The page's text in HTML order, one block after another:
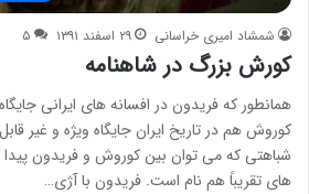
شمشاد امیری خراسانی ۲۹ اسفند ۱۳۹۱ ۵
کورش بزرگ در شاهنامه
همانطور که فریدون در افسانه های ایرانی جایگاه
کوروش هم در تاریخ ایران جایگاه ویژه و غیر
شباهتی که می توان بین کوروش و فریدون پیدا
های تقریباً هم نام است. فریدون با آژی…